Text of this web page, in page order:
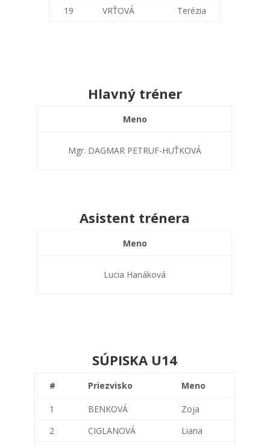
19
VRŤOVÁ Terézia
Hlavný tréner
Meno
Mgr. DAGMAR PETRUF-HUŤKOVÁ
Asistent trénera
Meno
Lucia Hanáková
SÚPISKA U14
# Priezvisko Meno
1 BENKOVÁ
Zoja
2
CIGLANOVÁ
Liana